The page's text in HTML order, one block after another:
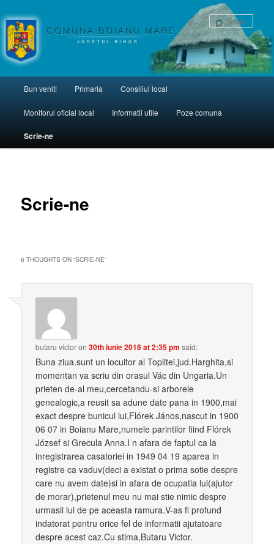
Main menu
Skip to primary content
Bun venit! Primaria Consiliul local
Monitorul oficial local Informatii utile Poze comuna
Scrie-ne
Scrie-ne
6 THOUGHTS ON “SCRIE-NE”
butaru victoron 30th iunie 2016 at 2:35 pm said:
Buna ziua.sunt un locuitor al Toplitei,jud.Harghita,si
momentan va scriu din orasul Vác din Ungaria.Un
prieten de-al meu,cercetandu-si arborele
genealogic,a reusit sa adune date pana in 1900,mai
exact despre bunicul lui,Flórek János,nascut in 1900
06 07 in Boianu Mare,numele parintilor fiind Flórek
József si Grecula Anna.I n afara de faptul ca la
inregistrarea casatoriei in 1949 04 19 aparea in
registre ca vaduv(deci a existat o prima sotie despre
care nu avem date)si in afara de ocupatia lui(ajutor
de morar),prietenul meu nu mai stie nimic despre
urmasii lui de pe aceasta ramura.V-as fi profund
indatorat pentru orice fel de informatii ajutatoare
despre acest caz.Cu stima,Butaru Victor.